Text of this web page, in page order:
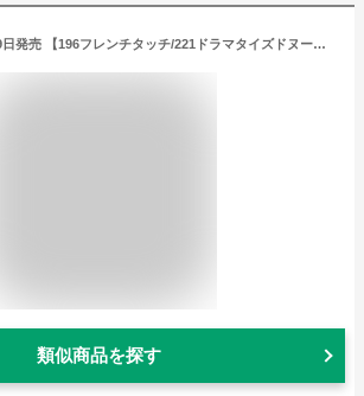
予約販売 2月9日発売 【196フレンチタッチ/221ドラマタイズドヌード・どちらか1点】ランコム（LANCOME）ラプソリュ ルージュ ドラママット196フレンチタッチ/221ドラマタイズドヌード バレンタイン プレゼント
類似商品を探す